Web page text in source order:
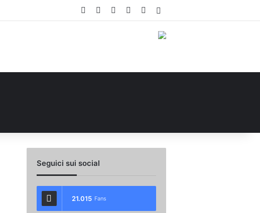
Facebook You TubeInstagramWhatsApp
Seguici sui social
21.015 Fans